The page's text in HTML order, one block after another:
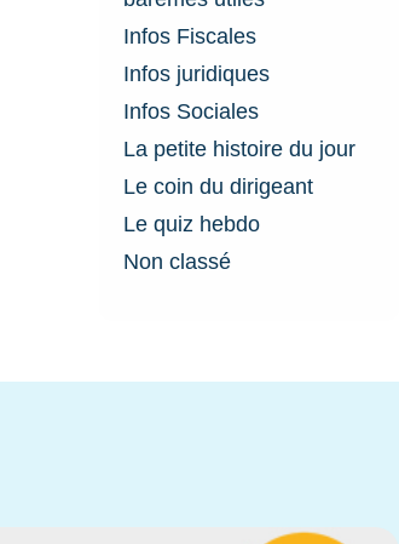
Infos Fiscales
Infos juridiques
Infos Sociales
La petite histoire du jour
Le coin du dirigeant
Le quiz hebdo
Non classé